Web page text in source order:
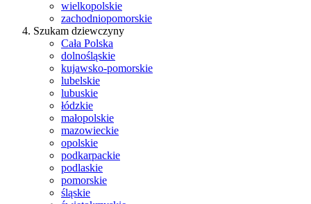
wielkopolskie
zachodniopomorskie
Szukam dziewczyny
Cała Polska
dolnośląskie
kujawsko-pomorskie
lubelskie
lubuskie
łódzkie
małopolskie
mazowieckie
opolskie
podkarpackie
podlaskie
pomorskie
śląskie